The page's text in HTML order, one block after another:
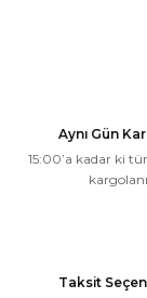
Aynı Gün
15:00’a kadar ki
Taksit